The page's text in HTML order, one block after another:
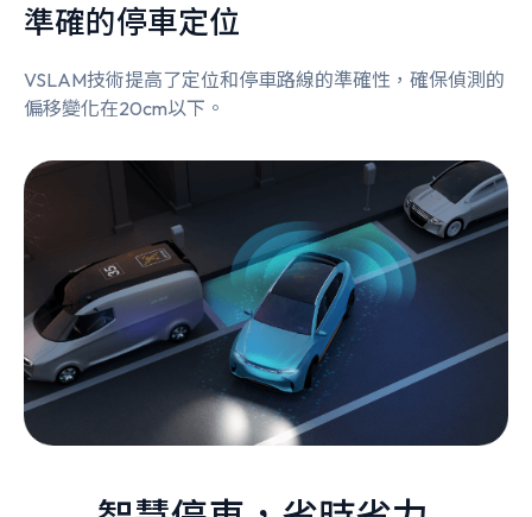
準確的停車定位
VSLAM技術提高了定位和停車路線的準確性，確保偵測的
偏移變化在20cm以下。